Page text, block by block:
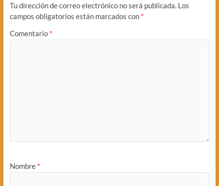
Tu dirección de correo electrónico no será publicada. Los
campos obligatorios están marcados con *
Comentario *
Nombre *